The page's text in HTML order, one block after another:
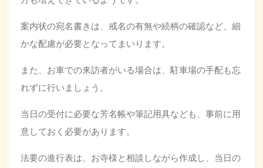
案内状の宛名書きは、戒名の有無や続柄の確認など、細
かな配慮が必要となってまいります。
また、お車での来訪者がいる場合は、駐車場の手配も忘
れずに行いましょう。
当日の受付に必要な芳名帳や筆記用具なども、事前に用
意しておく必要があります。
法要の進行表は、お寺様と相談しながら作成し、当日の